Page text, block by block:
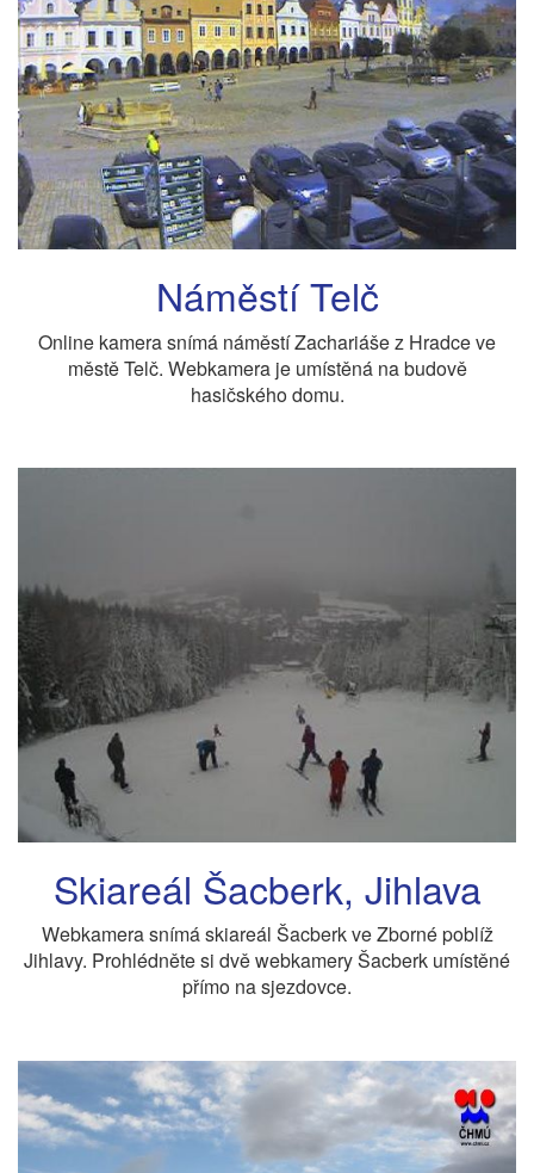
Náměstí Telč
Online kamera snímá náměstí Zachariáše z Hradce ve
městě Telč. Webkamera je umístěná na budově
hasičského domu.
Skiareál Šacberk, Jihlava
Webkamera snímá skiareál Šacberk ve Zborné poblíž
Jihlavy. Prohlédněte si dvě webkamery Šacberk umístěné
přímo na sjezdovce.